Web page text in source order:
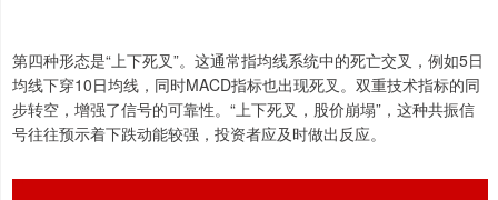
第四种形态是“上下死叉”。这通常指均线系统中的死亡交叉，例如5日
均线下穿10日均线，同时MACD指标也出现死叉。双重技术指标的同
步转空，增强了信号的可靠性。“上下死叉，股价崩塌”，这种共振信
号往往预示着下跌动能较强，投资者应及时做出反应。